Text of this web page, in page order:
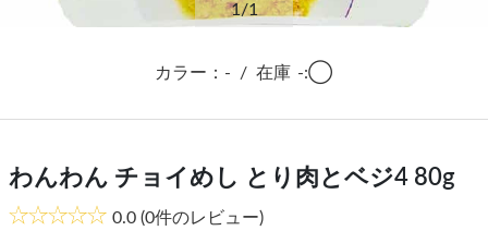
1/1
カラー：- / 在庫 -:◯
わんわん チョイめし とり肉とベジ4 80g
0.0 (0件のレビュー)